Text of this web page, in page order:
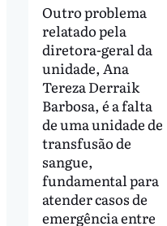
Outro problema
relatado pela
diretora-geral da
unidade, Ana
Tereza Derraik
Barbosa, é a falta
de uma unidade de
transfusão de
sangue,
fundamental para
atender casos de
emergência entre